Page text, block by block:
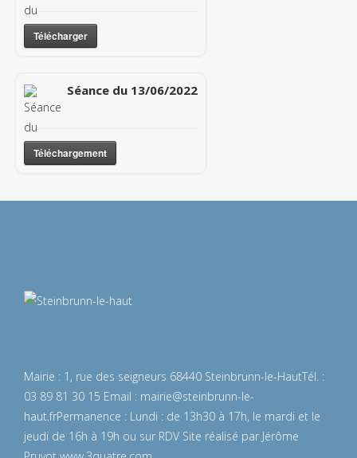
Télécharger
Séance du 13/06/2022
Téléchargement
Mairie : 1, rue des seigneurs 68440 Steinbrunn-le-HautTél. :
03 89 81 30 15 Email : mairie@steinbrunn-le-
haut.frPermanence : Lundi : de 13h30 à 17h, le mardi et le
jeudi de 16h à 19h ou sur RDV Site réalisé par Jérôme